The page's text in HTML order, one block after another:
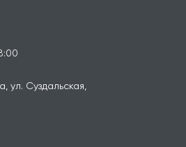
ул. Суздальская,